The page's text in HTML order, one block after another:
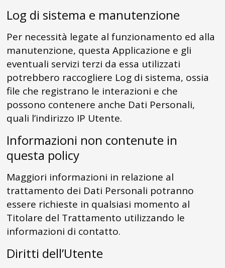
Log di sistema e manutenzione
Per necessità legate al funzionamento ed alla
manutenzione, questa Applicazione e gli
eventuali servizi terzi da essa utilizzati
potrebbero raccogliere Log di sistema, ossia
file che registrano le interazioni e che
possono contenere anche Dati Personali,
quali l’indirizzo IP Utente.
Informazioni non contenute in
questa policy
Maggiori informazioni in relazione al
trattamento dei Dati Personali potranno
essere richieste in qualsiasi momento al
Titolare del Trattamento utilizzando le
informazioni di contatto.
Diritti dell’Utente